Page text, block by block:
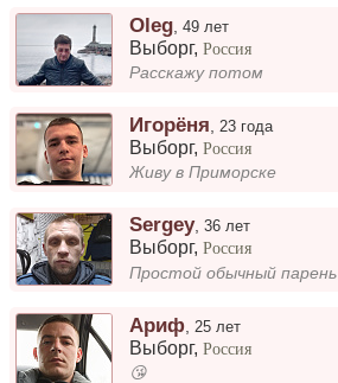
Oleg ,49 лет
Выборг,Россия
Расскажу потом
Игорёня 23 года
Выборг,Россия
Живу в Приморске
Sergey,36 лет
Выборг,Россия
Простой обычный парень
Ариф 25 лет
Выборг,Россия
😘